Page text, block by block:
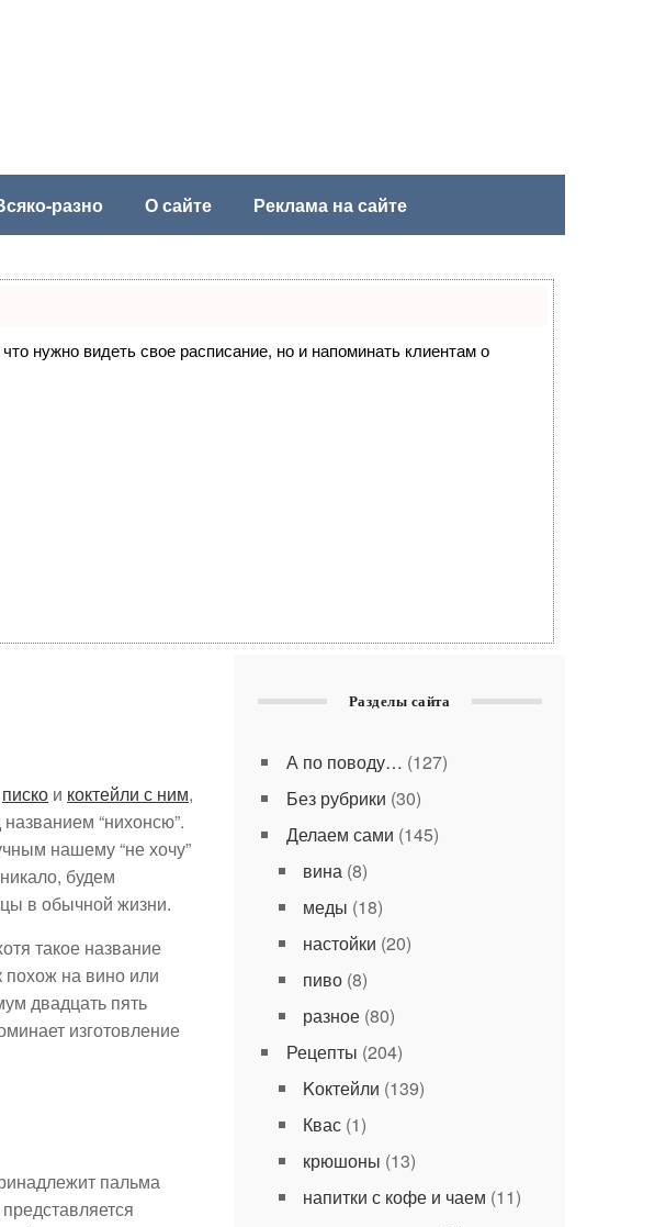
разно О сайте Реклама на сайте
нужно видеть свое расписание, но и напоминать клиентам о
писко и коктейли с ним,
“нихонсю”.
нашему “не хочу”
будем
в обычной жизни.
такое название
похож на вино или
двадцать пять
изготовление
пальма
Разделы сайта
А по поводу… (127)
Без рубрики (30)
Делаем сами (145)
вина(8)
меды (18)
настойки (20)
пиво(8)
разное(80)
Рецепты (204)
Kоктейли (139)
Квас(1)
крюшоны (13)
напитки с кофе и чаем (11)